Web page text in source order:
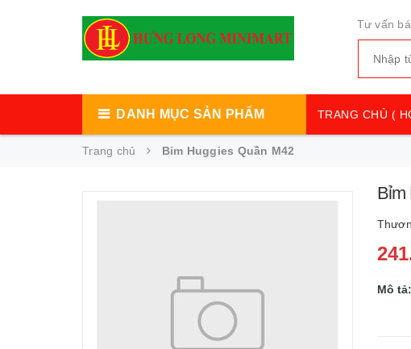
Tư vấn
DANH MỤC SẢN PHẨM TRANG CHỦ (
Trang chủ Bỉm Huggies Quần M42
Bỉm
Mô tả: